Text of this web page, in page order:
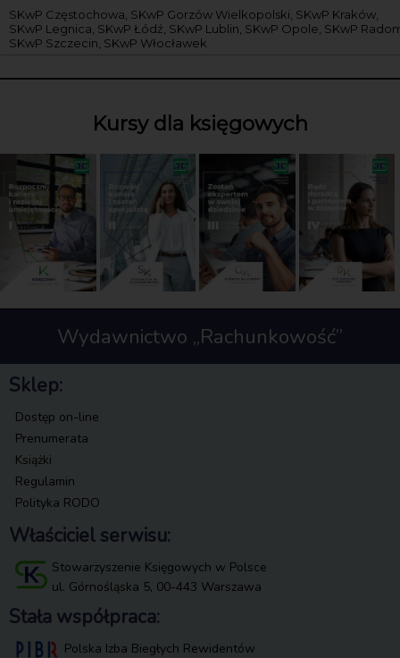
SKwP Częstochowa, SKwP Gorzów Wielkopolski, SKwP Kraków,
SKwP Legnica, SKwP Łódź, SKwP Lublin, SKwP Opole, SKwP
SKwP Szczecin, SKwP Włocławek
Kursy dla księgowych
Wydawnictwo „Rachunkowość”
Sklep:
Dostęp on-line
Prenumerata
Książki
Regulamin
Polityka RODO
Właściciel serwisu:
Stowarzyszenie Księgowych w Polsce
ul. Górnośląska 5, 00-443 Warszawa
Stała współpraca:
Polska Izba Biegłych Rewidentów